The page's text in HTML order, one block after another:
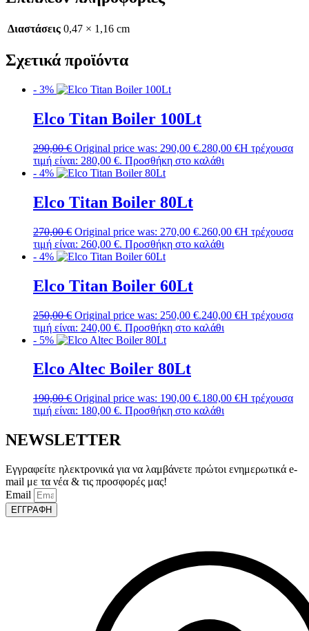
Διαστάσεις 0,47 × 1,16 cm
Σχετικά προϊόντα
- 3%
Elco Titan Boiler 100Lt
290,00€ Original price was: 290,00 €.280,00 €Η τρέχουσα
τιμή είναι: 280,00 €. Προσθήκη στο καλάθι
- 4%
Elco Titan Boiler 80Lt
270,00€ Original price was: 270,00 €.260,00 €Η τρέχουσα
τιμή είναι: 260,00 €. Προσθήκη στο καλάθι
- 4%
Elco Titan Boiler 60Lt
250,00€ Original price was: 250,00 €.240,00 €Η τρέχουσα
τιμή είναι: 240,00 €. Προσθήκη στο καλάθι
- 5%
Elco Altec Boiler 80Lt
190,00€ Original price was: 190,00 €.180,00 €Η τρέχουσα
τιμή είναι: 180,00 €. Προσθήκη στο καλάθι
NEWSLETTER
Εγγραφείτε ηλεκτρονικά για να λαμβάνετε πρώτοι ενημερωτικά e-
mail με τα νέα & τις προσφορές μας!
Email
ΕΓΓΡΑΦΗ